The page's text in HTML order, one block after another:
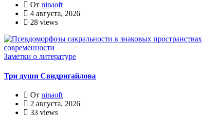
От ninaoft
4 августа, 2026
28 views
Заметки о литературе
Три души Свидригайлова
От ninaoft
2 августа, 2026
33 views